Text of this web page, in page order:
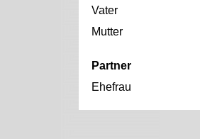
Vater
Mutter
Partner
Ehefrau